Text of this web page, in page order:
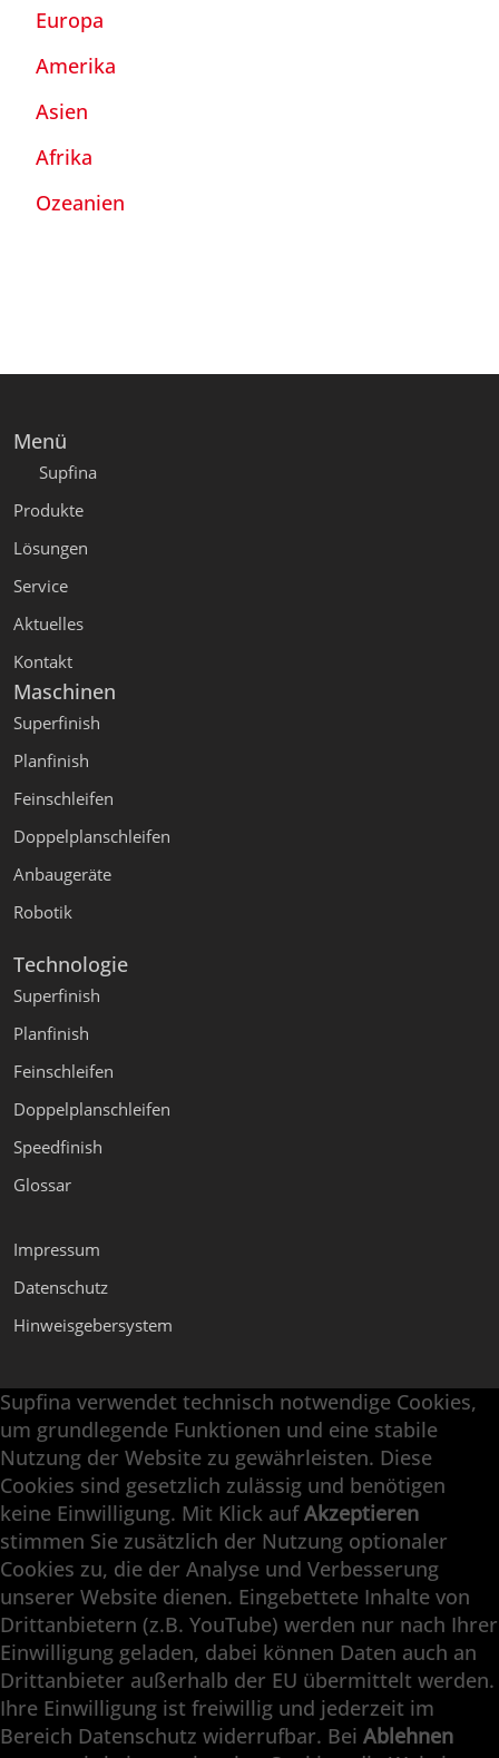
Europa
Amerika
Asien
Afrika
Ozeanien
Menü
Supfina
Produkte
Lösungen
Service
Aktuelles
Kontakt
Maschinen
Superfinish
Planfinish
Feinschleifen
Doppelplanschleifen
Anbaugeräte
Robotik
Technologie
Superfinish
Planfinish
Feinschleifen
Doppelplanschleifen
Speedfinish
Glossar
Impressum
Datenschutz
Hinweisgebersystem
Supfina Anbaugeräte
Supfina Partner Portal
Supfina Grieshaber GmbH & Co. KG
Schmelzegrün 7
77709 Wolfach / Deutschland
+49 7834 866-0
info@supfina.com
Engineering with High Precision
Supfina verwendet technisch notwendige Cookies,
um grundlegende Funktionen und eine stabile
Nutzung der Website zu gewährleisten. Diese
Cookies sind gesetzlich zulässig und benötigen
keine Einwilligung. Mit Klick aufAkzeptieren
stimmen Sie zusätzlich der Nutzung optionaler
Cookies zu, die der Analyse und Verbesserung
unserer Website dienen. Eingebettete Inhalte von
Drittanbietern (z.B. YouTube) werden nur nach Ihrer
Einwilligung geladen, dabei können Daten auch an
Drittanbieter außerhalb der EU übermittelt werden.
Ihre Einwilligung ist freiwillig und jederzeit im
Bereich Datenschutz widerrufbar. Bei Ablehnen